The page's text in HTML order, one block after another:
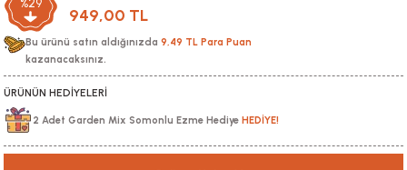
%29
949,00 TL
Bu ürünü satın aldığınızda 9,49 TL Para Puan
kazanacaksınız.
ÜRÜNÜN HEDİYELERİ
2 Adet Garden Mix Somonlu Ezme Hediye HEDİYE!